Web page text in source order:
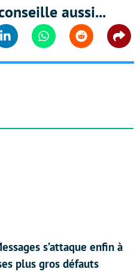
aussi...
Linkedin WhatsappReddit
s’attaque enfin à
plus gros défauts